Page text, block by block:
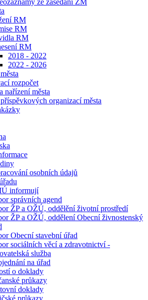
ze zasedání ZM
RM
RM
RM
RM
2018 - 2022
2022 - 2026
rozpočet
nařízení města
organizací města
osobních údajů
informují
správních agend
ŽP a OŽÚ, oddělění životní prostředí
ŽP a OŽÚ, oddělení Obecní živnostenský
Obecní stavební úřad
sociálních věcí a zdravotnictví -
služba
na úřad
o doklady
průkazy
doklady
průkazy